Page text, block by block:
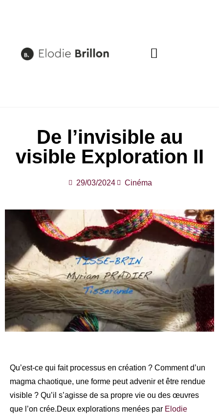
De l’invisible au
visible Exploration II
29/03/2024 Cinéma
Qu’est-ce qui fait processus en création ? Comment d’un
magma chaotique, une forme peut advenir et être rendue
visible ? Qu’il s’agisse de sa propre vie ou des œuvres
que l’on crée.Deux explorations menées par Elodie